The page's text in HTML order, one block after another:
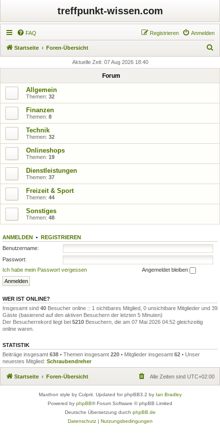
treffpunkt-wissen.com
FAQ Anmelden
Registrieren
Startseite Foren-Übersicht
h
Aktuelle Zeit: 07 Aug 2026 18:40
Forum
Allgemein
Themen: 32
Finanzen
Themen: 8
Technik
Themen: 32
Onlineshops
Themen: 19
Dienstleistungen
Themen: 37
Freizeit & Sport
Themen: 44
Sonstiges
Themen: 48
ANMELDEN • REGISTRIEREN
Benutzername:
Passwort:
Ich habe mein Passwort vergessen
Angemeldet bleiben
WER IST ONLINE?
Insgesamt sind 40 Besucher online :: 1 sichtbares Mitglied, 0 unsichtbare Mitglieder und 39
Gäste (basierend auf den aktiven Besuchern der letzten 5 Minuten)
Der Besucherrekord liegt bei 5210 Besuchern, die am 07 Mai 2026 04:52 gleichzeitig
online waren.
STATISTIK
Beiträge insgesamt 638 • Themen insgesamt 220 • Mitglieder insgesamt 62 • Unser
neuestes Mitglied: Schraubendreher
Startseite Foren-Übersicht Alle Zeiten sind UTC+02:00
Maxthon style by Culprit. Updated for phpBB3.2 by Ian Bradley
Powered by phpBB® Forum Software © phpBB Limited
Deutsche Übersetzung durch phpBB.de
Datenschutz| Nutzungsbedingungen